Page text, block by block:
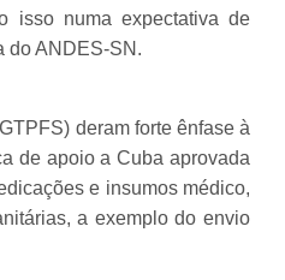
isso numa expectativa de
do ANDES-SN.
deram forte ênfase à
de apoio a Cuba aprovada
e insumos médico,
a exemplo do envio